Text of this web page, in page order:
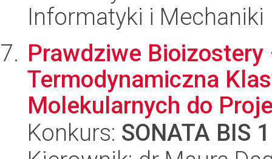
Informatyki i Mechaniki
Prawdziwe
Termodynamiczna
Molekularnych do
Konkurs: SONATA BIS